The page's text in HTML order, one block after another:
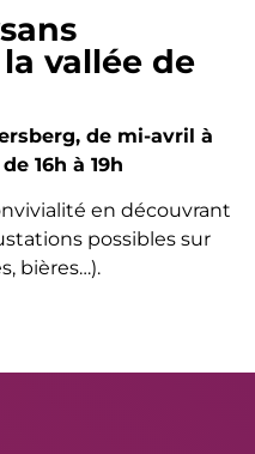
vallée de
de mi-avril à
16h à 19h
en découvrant
possibles sur
bières…).